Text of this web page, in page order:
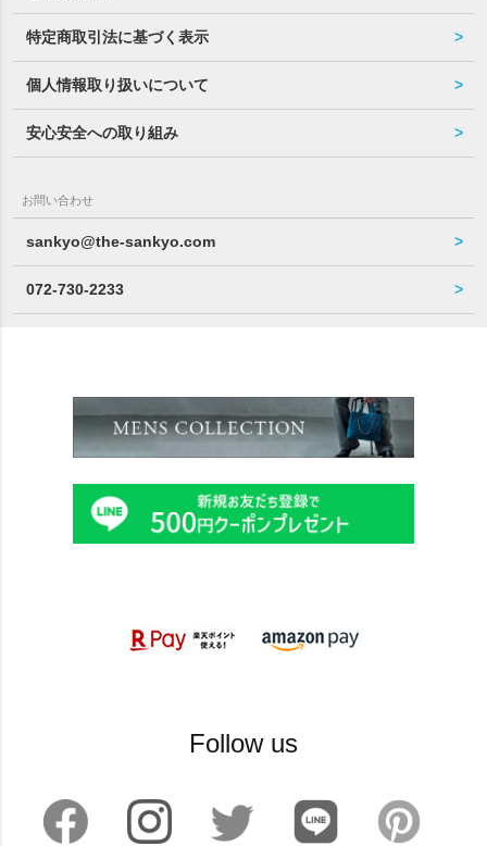
特定商取引法に基づく表示
個人情報取り扱いについて
安心安全への取り組み
お問い合わせ
sankyo@the-sankyo.com
072-730-2233
Follow us